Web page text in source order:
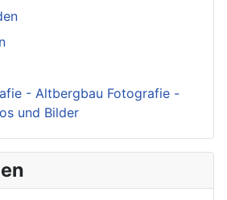
- Altbergbau Fotografie -
und Bilder